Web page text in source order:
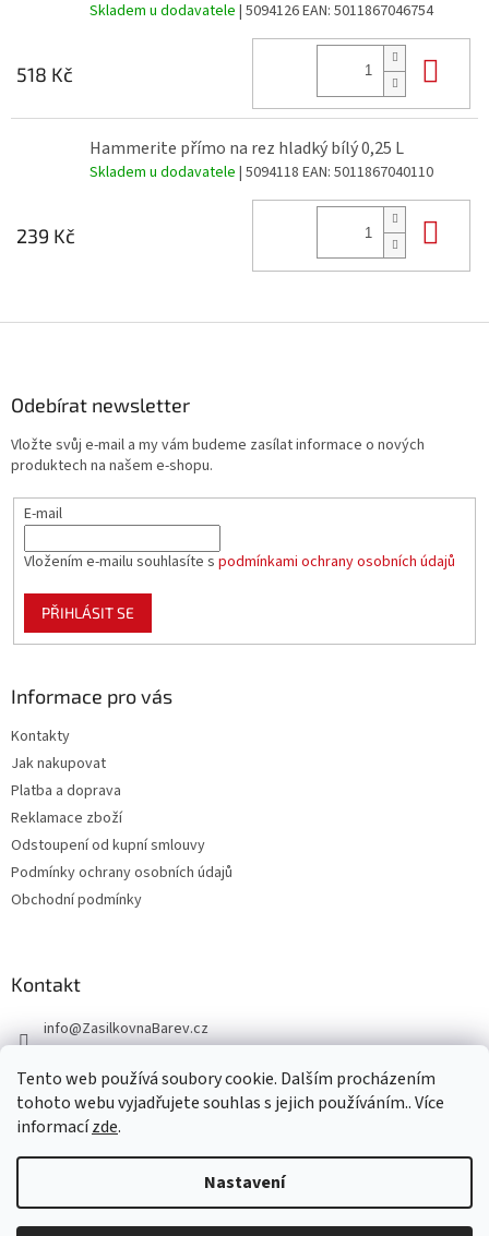
Tento web používá soubory cookie. Dalším procházením
tohoto webu vyjadřujete souhlas s jejich používáním.. Více
informacízde.
Nastavení
Skladem u dodavatele | 5094126EAN: 5011867046754
518 Kč
Hammerite přímo na rez hladký bílý 0,25 L
Skladem u dodavatele | 5094118 EAN: 5011867040110
239 Kč
Odebírat newsletter
Vložte svůj e-mail a my vám budeme zasílat informace o nových
produktech na našem e-shopu.
E-mail
Vložením e-mailu souhlasíte s podmínkami ochrany osobních údajů
PŘIHLÁSIT SE
Informace pro vás
Kontakty
Jak nakupovat
Platba a doprava
Reklamace zboží
Odstoupení od kupní smlouvy
Podmínky ochrany osobních údajů
Obchodní podmínky
Kontakt
info@ZasilkovnaBarev.cz
Vytvořil Shoptet